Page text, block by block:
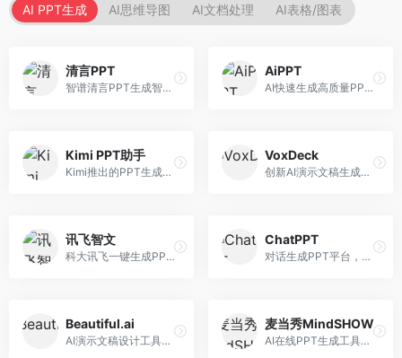
AI PPT生成 AI思维导图 AI文档处理 AI表格/图表
清言PPT
智谱清言PPT生成智能体，基于GLM大模型。面向智谱用户，支持对话生成PPT、内容优化等服务，与智谱生态深度整合。
AiPPT
AI快速生成高质量PPT平台，支持主题定制。面向职场人士和学生，提供一键生成、模板选择、内容优化等服务，PPT制作速度快，设计质量高。
Kimi PPT助手
Kimi推出的PPT生成智能体，整合长文本处理能力。面向职场人士和学生，支持文档解析、PPT生成、内容优化等服务，与Kimi生态深度整合。
VoxDeck
创新AI演示文稿生成工具，支持语音交互创作。面向职场人士，支持语音输入、PPT生成、内容优化等功能，语音创作体验便捷。
讯飞智文
科大讯飞一键生成PPT和Word工具，整合语音技术。面向职场人士，支持语音输入、文档生成、格式调整等功能，办公效率显著提升。
ChatPPT
对话生成PPT平台，支持自然语言交互创作。面向职场人士和教育工作者，通过对话方式完成PPT制作，交互体验友好，创作过程直观。
Beautiful.ai
AI演示文稿设计工具，专注于自动化设计排版。面向职场人士，提供智能排版、模板选择、设计优化等服务，设计美观度高。
麦当秀MindSHOW
AI在线PPT生成工具，支持思维导图转PPT。面向职场人士，提供思维导图导入、PPT生成、模板选择等服务，思维导图转PPT效率高。